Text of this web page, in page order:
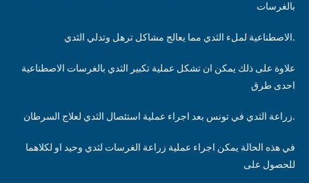
بالغرسات
الاصطناعية لملء الثدي مما يعالج مشاكل ترهل وتدلي الثدي.
علاوة على ذلك يمكن ان تشكل عملية تكبير الثدي بالغرسات الاصطناعية
احدى طرق
زراعة الثدي في تونس بعد اجراء عملية استئصال الثدي لعلاج السرطان.
في هذه الحالة يمكن اجراء عملية زراعة الغرسات لثدي وحيد او لكلاهما
للحصول على